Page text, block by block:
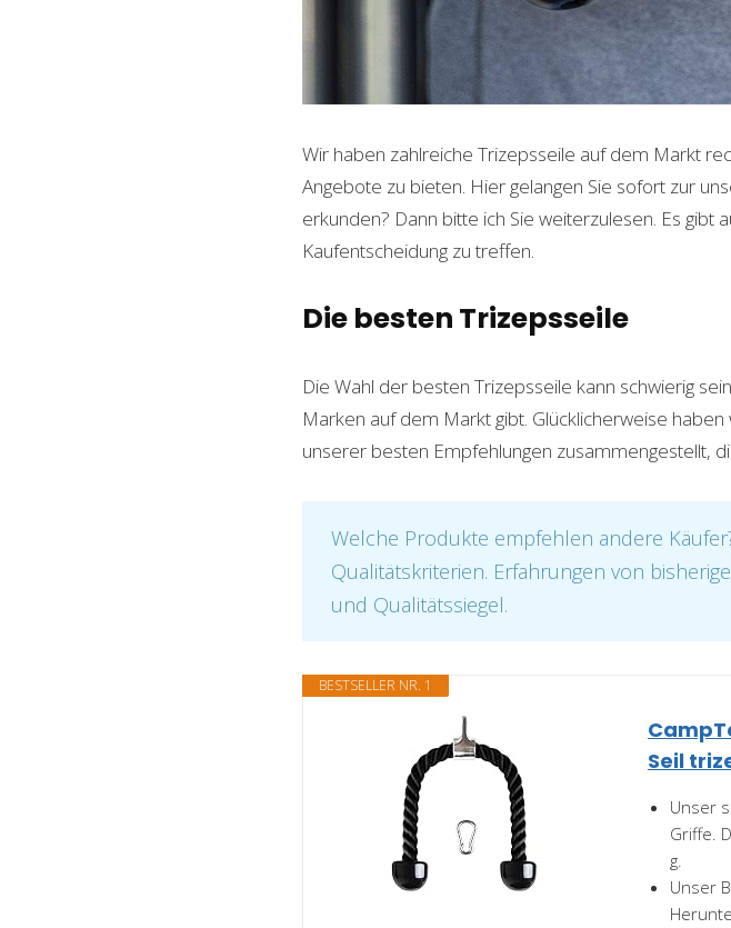
Wir haben zahlreiche Trizepsseile auf dem Markt
Angebote zu bieten. Hier gelangen Sie sofort zur
erkunden? Dann bitte ich Sie weiterzulesen. Es gibt
Kaufentscheidung zu treffen.
Die besten Trizepsseile
Die Wahl der besten Trizepsseile kann schwierig
Marken auf dem Markt gibt. Glücklicherweise
unserer besten Empfehlungen zusammengestellt,
Welche Produkte empfehlen andere
Qualitätskriterien. Erfahrungen von
und Qualitätssiegel.
BESTSELLER NR. 1
Seil
Unser
Griffe.
g.
Unser